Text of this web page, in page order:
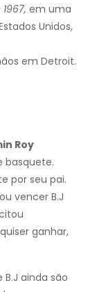
em uma
Unidos,
em Detroit.
Roy
basquete.
por seu pai.
vencer B.J
ganhar,
ainda são